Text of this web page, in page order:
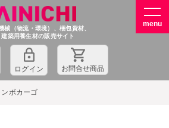
械（物流・環境）、梱包資材、
建築用養生材の販売サイト
ログイン お問合せ商品
ンボカーゴ